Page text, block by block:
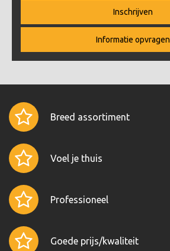
Inschrijven
Informatie opvragen
Breed assortiment
Voel je thuis
Professioneel
Goede prijs/kwaliteit